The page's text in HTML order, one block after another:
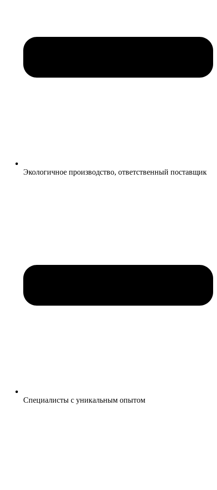
Экологичное производство, ответственный поставщик
Специалисты с уникальным опытом